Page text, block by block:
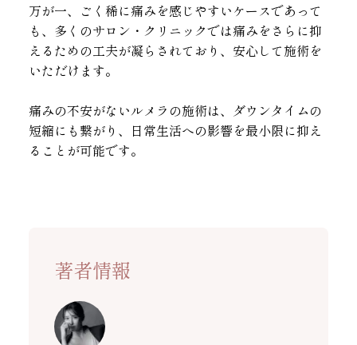
万が一、ごく稀に痛みを感じやすいケースであって
も、多くのサロン・クリニックでは痛みをさらに抑
えるための工夫が凝らされており、安心して施術を
いただけます。
痛みの不安がないルメラの施術は、ダウンタイムの
短縮にも繋がり、日常生活への影響を最小限に抑え
ることが可能です。
著者情報